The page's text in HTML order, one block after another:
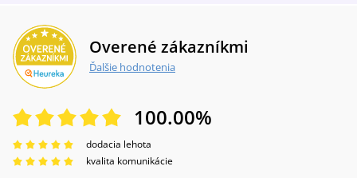
Overené zákazníkmi
Ďalšie hodnotenia
100.00%
dodacia lehota
kvalita komunikácie